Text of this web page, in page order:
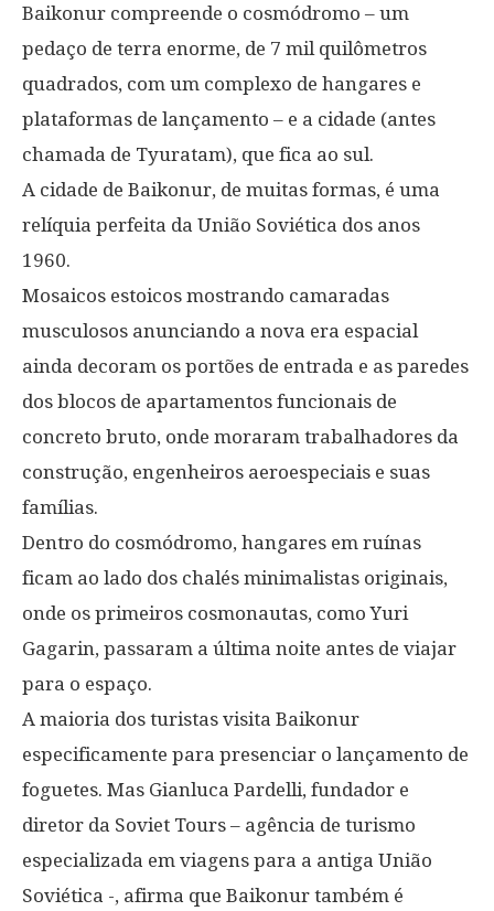
Baikonur compreende o cosmódromo – um
pedaço de terra enorme, de 7 mil quilômetros
quadrados, com um complexo de hangares e
plataformas de lançamento – e a cidade (antes
chamada de Tyuratam), que fica ao sul.
A cidade de Baikonur, de muitas formas, é uma
relíquia perfeita da União Soviética dos anos
1960.
Mosaicos estoicos mostrando camaradas
musculosos anunciando a nova era espacial
ainda decoram os portões de entrada e as paredes
dos blocos de apartamentos funcionais de
concreto bruto, onde moraram trabalhadores da
construção, engenheiros aeroespeciais e suas
famílias.
Dentro do cosmódromo, hangares em ruínas
ficam ao lado dos chalés minimalistas originais,
onde os primeiros cosmonautas, como Yuri
Gagarin, passaram a última noite antes de viajar
para o espaço.
A maioria dos turistas visita Baikonur
especificamente para presenciar o lançamento de
foguetes. Mas Gianluca Pardelli, fundador e
diretor da Soviet Tours – agência de turismo
especializada em viagens para a antiga União
Soviética -, afirma que Baikonur também é